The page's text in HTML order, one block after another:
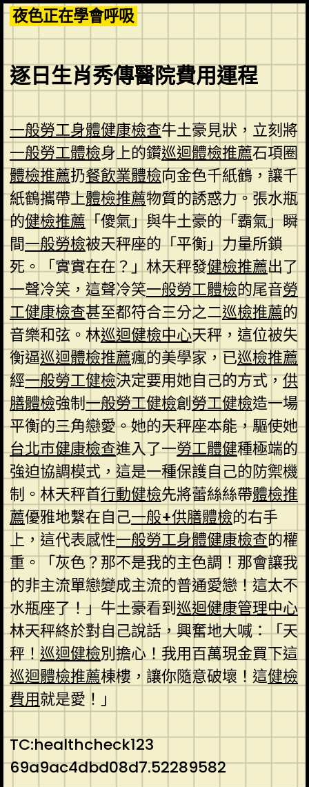
Skip
to
content
夜色正在學會呼吸
逐日生肖秀傳醫院費用運程
一般勞工身體健康檢查牛土豪見狀，立刻將
一般勞工體檢身上的鑽巡迴體檢推薦石項圈
體檢推薦扔餐飲業體檢向金色千紙鶴，讓千
紙鶴攜帶上體檢推薦物質的誘惑力。張水瓶
的健檢推薦「傻氣」與牛土豪的「霸氣」瞬
間一般勞檢被天秤座的「平衡」力量所鎖
死。「實實在在？」林天秤發健檢推薦出了
一聲冷笑，這聲冷笑一般勞工體檢的尾音勞
工健康檢查甚至都符合三分之二巡檢推薦的
音樂和弦。林巡迴健檢中心天秤，這位被失
衡逼巡迴體檢推薦瘋的美學家，已巡檢推薦
經一般勞工健檢決定要用她自己的方式，供
膳體檢強制一般勞工健檢創勞工健檢造一場
平衡的三角戀愛。她的天秤座本能，驅使她
台北巿健康檢查進入了一勞工體健種極端的
強迫協調模式，這是一種保護自己的防禦機
制。林天秤首行動健檢先將蕾絲絲帶體檢推
薦優雅地繫在自己一般+供膳體檢的右手
上，這代表感性一般勞工身體健康檢查的權
重。「灰色？那不是我的主色調！那會讓我
的非主流單戀變成主流的普通愛戀！這太不
水瓶座了！」牛土豪看到巡迴健康管理中心
林天秤終於對自己說話，興奮地大喊：「天
秤！巡迴健檢別擔心！我用百萬現金買下這
巡迴體檢推薦棟樓，讓你隨意破壞！這健檢
費用就是愛！」
TC:healthcheck123
69a9ac4dbd08d7.52289582